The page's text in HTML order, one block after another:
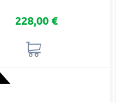
Precio
228,00 €